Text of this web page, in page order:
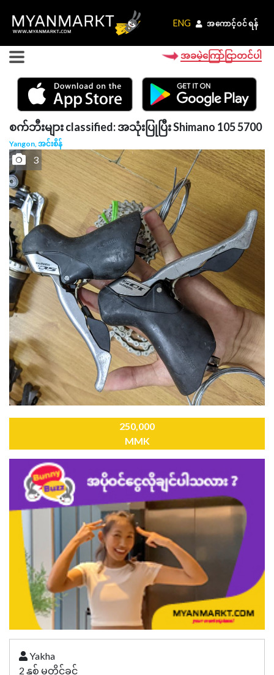
ENG အကောင့်ဝင်ရန်
ENG အကောင့်ဝင်ရန်
အခမဲ့ကြော်ငြာတင်ပါ
စက်ဘီးများ classified: အသုံးပြုပြီး Shimano 105 5700
Yangon, အင်းစိန်
3
250,000
MMK
Yakha
2 နှစ် မတိုင်ခင်